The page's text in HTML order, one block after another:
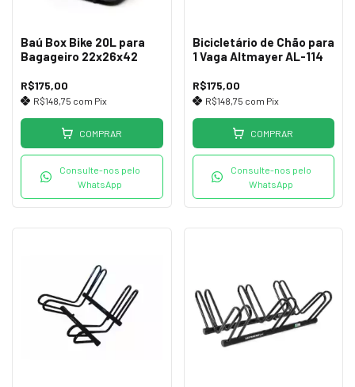
Baú Box Bike 20L para
Bagageiro 22x26x42
R$175,00
R$148,75 com Pix
COMPRAR
Consulte-nos pelo
WhatsApp
Bicicletário de Chão para
1 Vaga Altmayer AL-114
R$175,00
R$148,75 com Pix
COMPRAR
Consulte-nos pelo
WhatsApp